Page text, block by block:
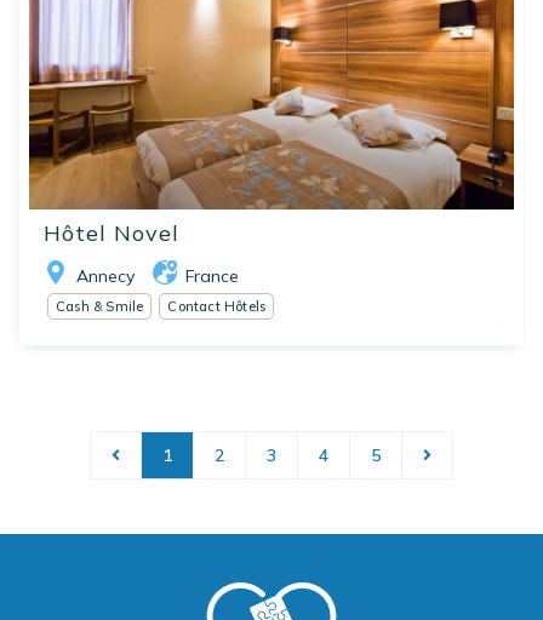
Hôtel Novel
Annecy France
Cash & Smile Contact Hôtels
1 2 3 4 5